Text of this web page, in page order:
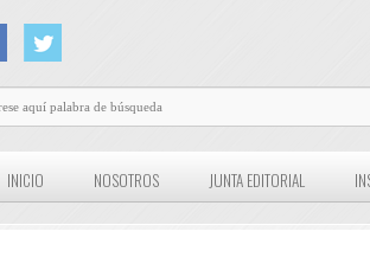
INICIO NOSOTROS JUNTA EDITORIAL